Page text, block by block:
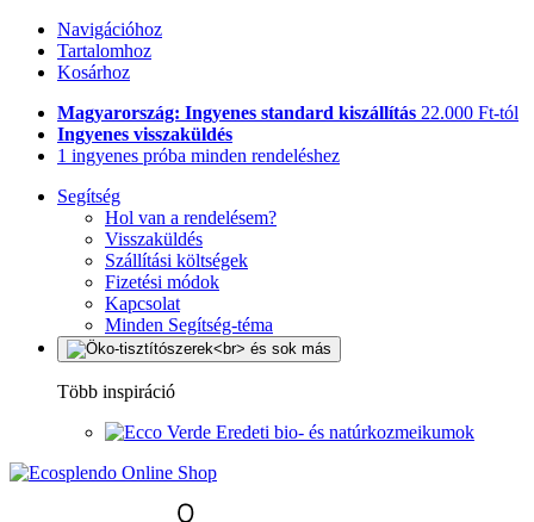
Navigációhoz
Tartalomhoz
Kosárhoz
Magyarország: Ingyenes standard kiszállítás 22.000 Ft-tól
Ingyenes visszaküldés
1 ingyenes próba minden rendeléshez
Segítség
Hol van a rendelésem?
Visszaküldés
Szállítási költségek
Fizetési módok
Kapcsolat
Minden Segítség-téma
Több inspiráció
Eredeti bio- és natúrkozmeikumok